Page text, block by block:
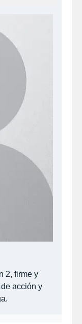
2, firme y
acción y